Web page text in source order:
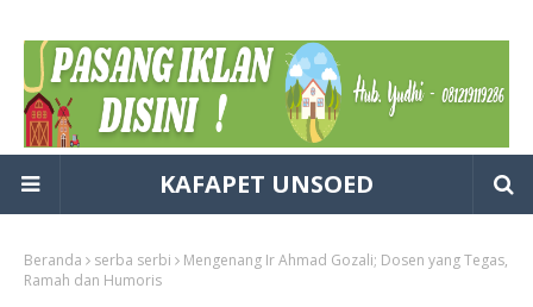
KAFAPET UNSOED
Beranda serba serbi
Mengenang Ir Ahmad Gozali; Dosen yang Tegas,
Ramah dan Humoris